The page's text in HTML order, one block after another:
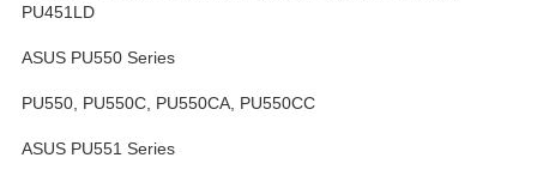
PU451LD
ASUS PU550 Series
PU550, PU550C, PU550CA, PU550CC
ASUS PU551 Series